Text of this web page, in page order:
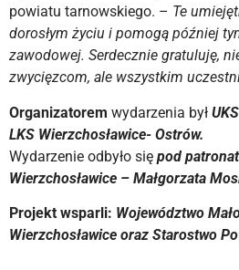
powiatu tarnowskiego. – Te
dorosłym życiu i pomogą później
zawodowej. Serdecznie gratuluję,
zwycięzcom, ale wszystkim
Organizatorem wydarzenia był
LKS Wierzchosławice- Ostrów.
Wydarzenie odbyło się pod
Wierzchosławice – Małgorzata
Projekt wsparli: Województwo
Wierzchosławice oraz Starostwo